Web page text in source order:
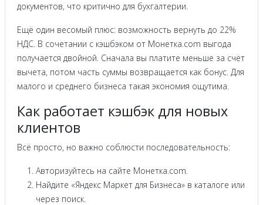
документов, что критично для бухгалтерии.
Ещё один весомый плюс: возможность вернуть до 22%
НДС. В сочетании с кэшбэком от Монетка.com выгода
получается двойной. Сначала вы платите меньше за счёт
вычета, потом часть суммы возвращается как бонус. Для
малого и среднего бизнеса такая экономия ощутима.
Как работает кэшбэк для новых
клиентов
Всё просто, но важно соблюсти последовательность:
Авторизуйтесь на сайте Монетка.com.
Найдите «Яндекс Маркет для Бизнеса» в каталоге или
через поиск.